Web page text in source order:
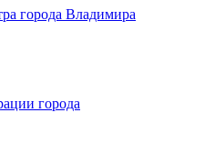
города Владимира
города